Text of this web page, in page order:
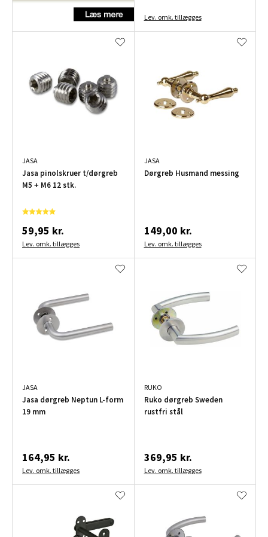
Lev. omk. tillægges
JASA
Jasa pinolskruer t/dørgreb
M5 + M6 12 stk.
59,95 kr.
Lev. omk. tillægges
JASA
Dørgreb Husmand messing
149,00 kr.
Lev. omk. tillægges
JASA
Jasa dørgreb Neptun L-form
19 mm
164,95 kr.
Lev. omk. tillægges
RUKO
Ruko dørgreb Sweden
rustfri stål
369,95 kr.
Lev. omk. tillægges